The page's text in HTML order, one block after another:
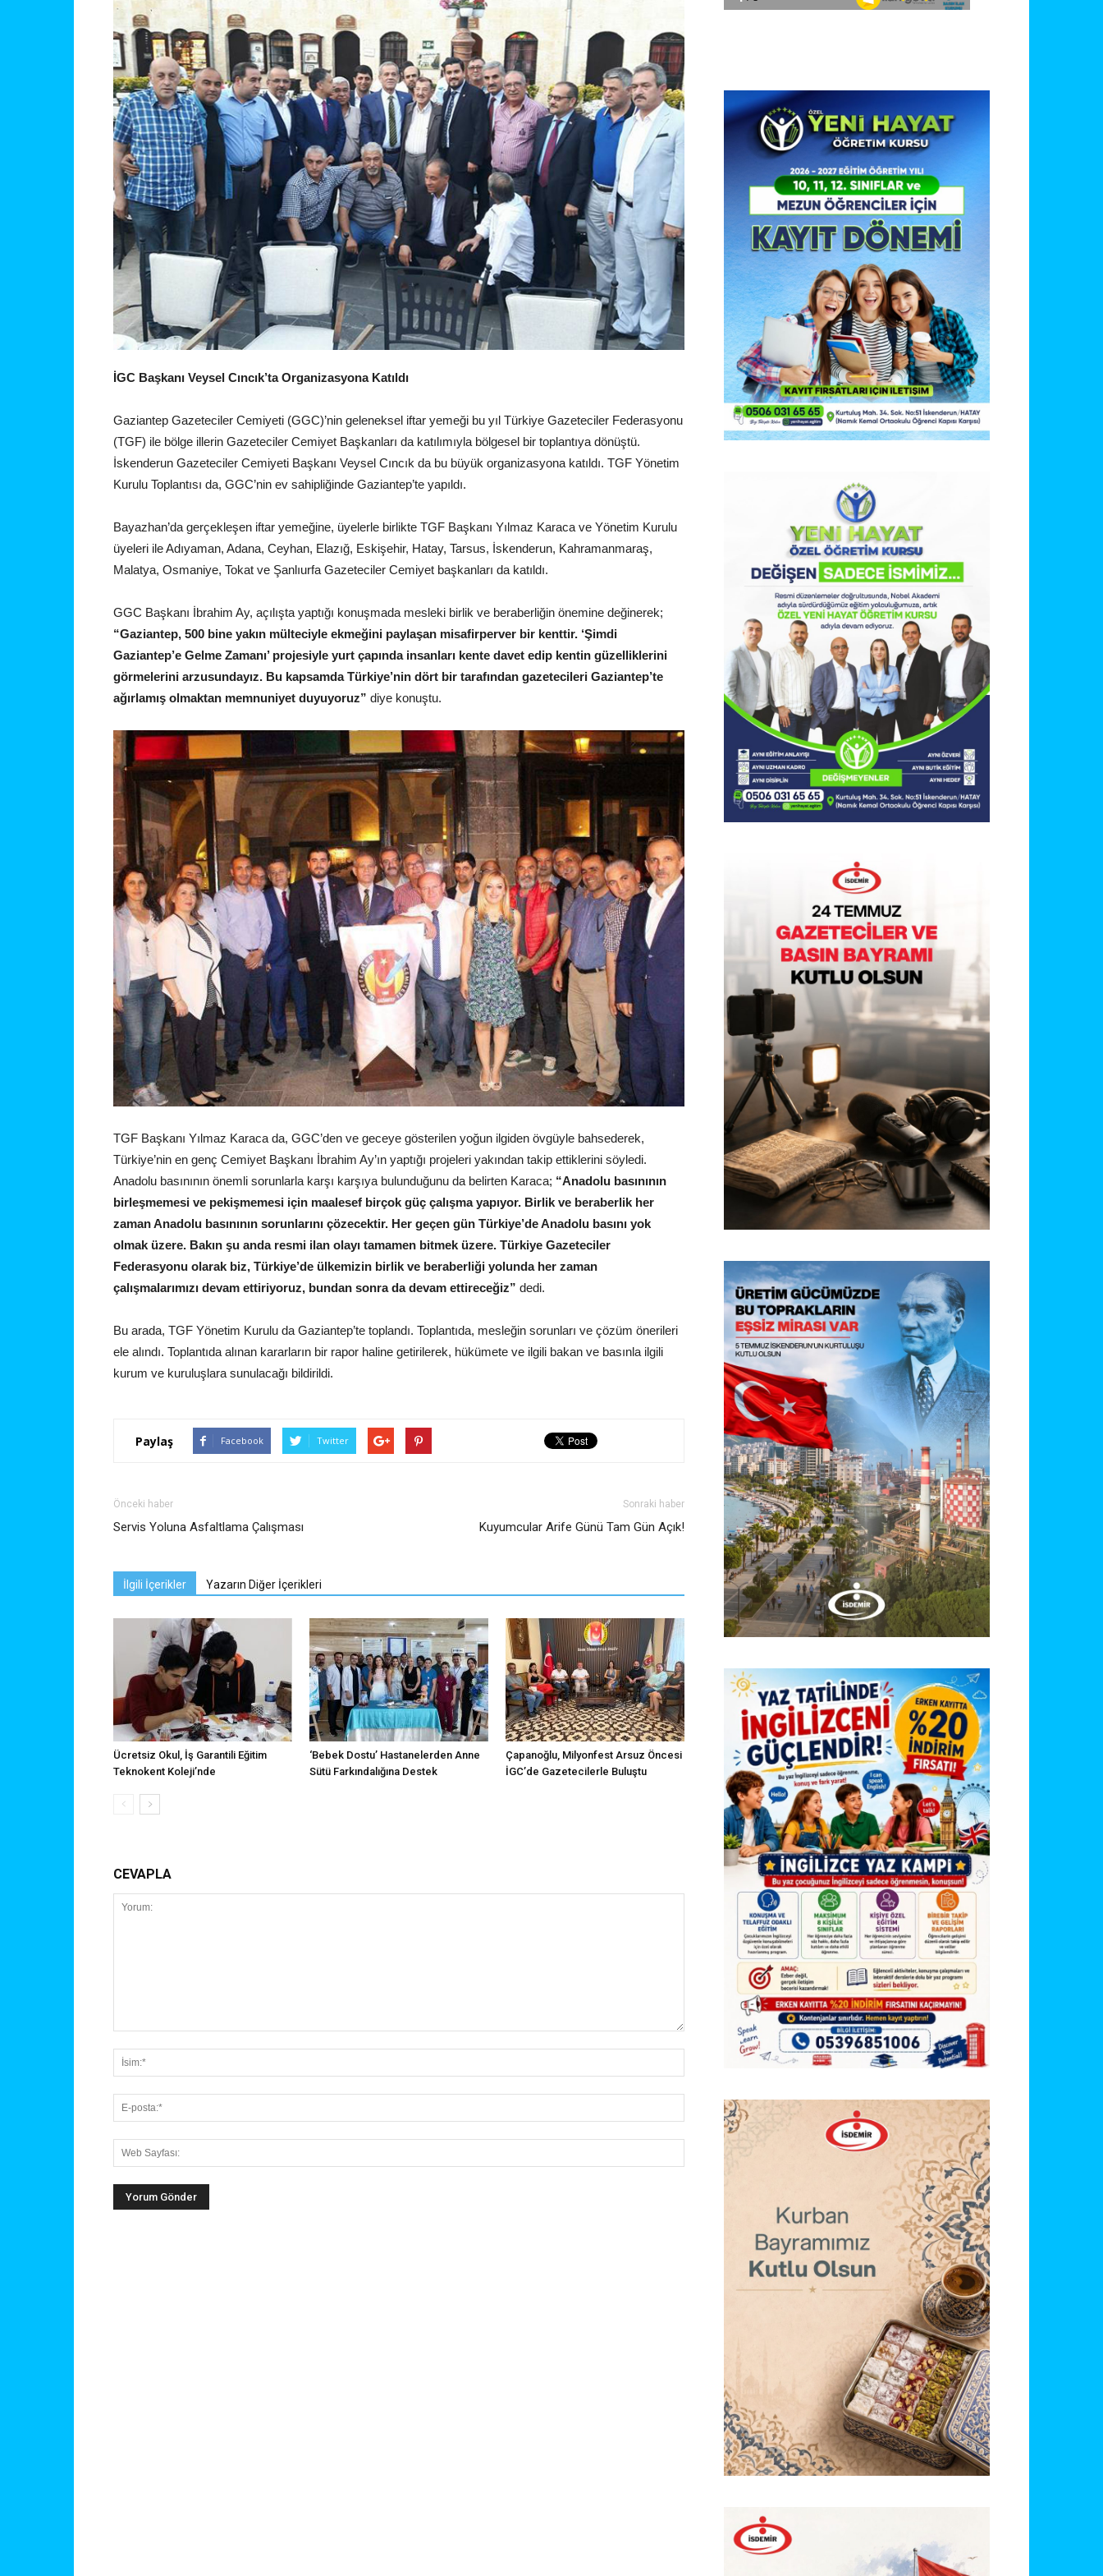
İGC Başkanı Veysel Cıncık’ta Organizasyona Katıldı
Gaziantep Gazeteciler Cemiyeti (GGC)’nin geleneksel iftar yemeği bu yıl Türkiye Gazeteciler Federasyonu
(TGF) ile bölge illerin Gazeteciler Cemiyet Başkanları da katılımıyla bölgesel bir toplantıya dönüştü.
İskenderun Gazeteciler Cemiyeti Başkanı Veysel Cıncık da bu büyük organizasyona katıldı. TGF Yönetim
Kurulu Toplantısı da, GGC’nin ev sahipliğinde Gaziantep’te yapıldı.
Bayazhan’da gerçekleşen iftar yemeğine, üyelerle birlikte TGF Başkanı Yılmaz Karaca ve Yönetim Kurulu
üyeleri ile Adıyaman, Adana, Ceyhan, Elazığ, Eskişehir, Hatay, Tarsus, İskenderun, Kahramanmaraş,
Malatya, Osmaniye, Tokat ve Şanlıurfa Gazeteciler Cemiyet başkanları da katıldı.
GGC Başkanı İbrahim Ay, açılışta yaptığı konuşmada mesleki birlik ve beraberliğin önemine değinerek;
“Gaziantep, 500 bine yakın mülteciyle ekmeğini paylaşan misafirperver bir kenttir. ‘Şimdi
Gaziantep’e Gelme Zamanı’ projesiyle yurt çapında insanları kente davet edip kentin güzelliklerini
görmelerini arzusundayız. Bu kapsamda Türkiye’nin dört bir tarafından gazetecileri Gaziantep’te
ağırlamış olmaktan memnuniyet duyuyoruz” diye konuştu.
TGF Başkanı Yılmaz Karaca da, GGC’den ve geceye gösterilen yoğun ilgiden övgüyle bahsederek,
Türkiye’nin en genç Cemiyet Başkanı İbrahim Ay’ın yaptığı projeleri yakından takip ettiklerini söyledi.
Anadolu basınının önemli sorunlarla karşı karşıya bulunduğunu da belirten Karaca; “Anadolu basınının
birleşmemesi ve pekişmemesi için maalesef birçok güç çalışma yapıyor. Birlik ve beraberlik her
zaman Anadolu basınının sorunlarını çözecektir. Her geçen gün Türkiye’de Anadolu basını yok
olmak üzere. Bakın şu anda resmi ilan olayı tamamen bitmek üzere. Türkiye Gazeteciler
Federasyonu olarak biz, Türkiye’de ülkemizin birlik ve beraberliği yolunda her zaman
çalışmalarımızı devam ettiriyoruz, bundan sonra da devam ettireceğiz” dedi.
Bu arada, TGF Yönetim Kurulu da Gaziantep’te toplandı. Toplantıda, mesleğin sorunları ve çözüm önerileri
ele alındı. Toplantıda alınan kararların bir rapor haline getirilerek, hükümete ve ilgili bakan ve basınla ilgili
kurum ve kuruluşlara sunulacağı bildirildi.
Paylaş Facebook Twitter
Önceki haber
Servis Yoluna Asfaltlama Çalışması
Sonraki haber
Kuyumcular Arife Günü Tam Gün Açık!
İlgili İçerikler Yazarın Diğer İçerikleri
Ücretsiz Okul, İş Garantili Eğitim
Teknokent Koleji’nde
‘Bebek Dostu’ Hastanelerden Anne
Sütü Farkındalığına Destek
Çapanoğlu, Milyonfest Arsuz Öncesi
İGC’de Gazetecilerle Buluştu
CEVAPLA